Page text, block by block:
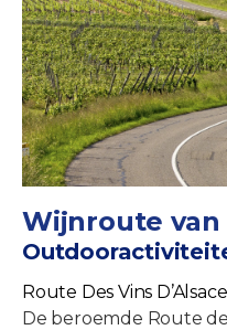
Wijnroute van
Route Des Vins D’Alsace
De beroemde Route